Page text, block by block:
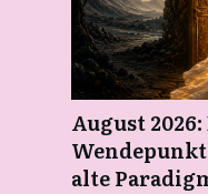
August
Wendepunkt
alte